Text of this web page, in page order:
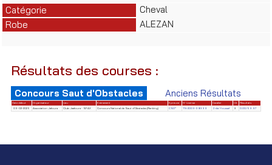
Catégorie
Cheval
Robe
ALEZAN
Résultats des courses :
Concours Saut d'Obstacles Anciens Résultats
Date début Organisateur Lieu Evènement Epreuve N° License Cavalier Clt
Résultats
09-02-2025
Association Jafoura Club Jaafoura - SFAX Concours National de Saut d'Obstacles (Ranking) CSO* TN-2009-38999 Zribi Youssef 9 0.00/59.97